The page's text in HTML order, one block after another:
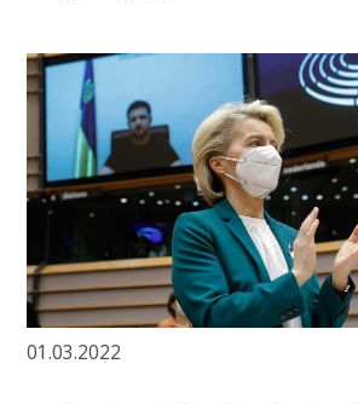
01.03.2022